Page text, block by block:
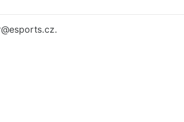
@esports.cz.